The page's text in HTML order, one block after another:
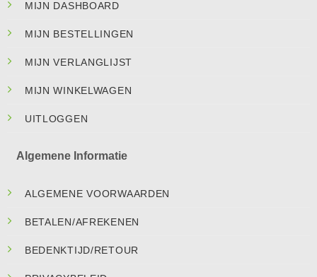
MIJN DASHBOARD
MIJN BESTELLINGEN
MIJN VERLANGLIJST
MIJN WINKELWAGEN
UITLOGGEN
Algemene Informatie
ALGEMENE VOORWAARDEN
BETALEN/AFREKENEN
BEDENKTIJD/RETOUR